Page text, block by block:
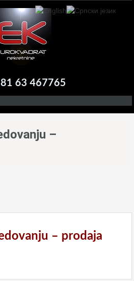
63 467765
–
– prodaja